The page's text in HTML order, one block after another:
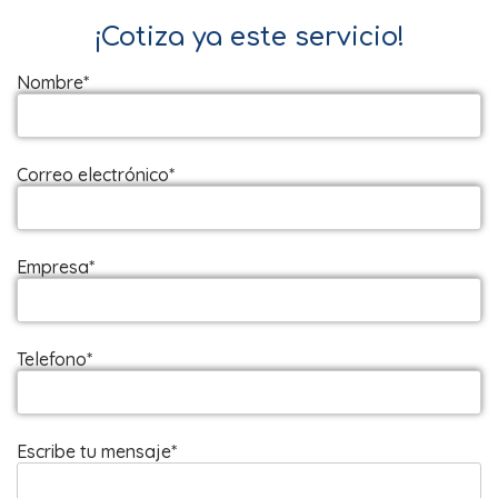
¡Cotiza ya este servicio!
Nombre*
Correo electrónico*
Empresa*
Telefono*
Escribe tu mensaje*